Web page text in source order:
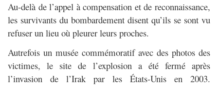
Au-delà de l’appel à compensation et de reconnaissance,
les survivants du bombardement disent qu’ils se sont vu
refuser un lieu où pleurer leurs proches.
Autrefois un musée commémoratif avec des photos des
victimes, le site de l’explosion a été fermé après
l’invasion de l’Irak par les États-Unis en 2003.